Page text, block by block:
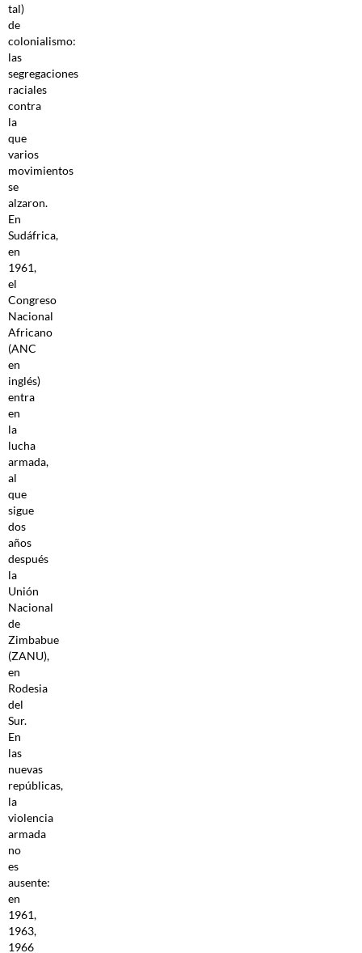
tal)
de
colonialismo:
las
segregaciones
raciales
contra
la
que
varios
movimientos
se
alzaron.
En
Sudáfrica,
en
1961,
el
Congreso
Nacional
Africano
(ANC
en
inglés)
entra
en
la
lucha
armada,
al
que
sigue
dos
años
después
la
Unión
Nacional
de
Zimbabue
(ZANU),
en
Rodesia
del
Sur.
En
las
nuevas
repúblicas,
la
violencia
armada
no
es
ausente:
en
1961,
1963,
1966